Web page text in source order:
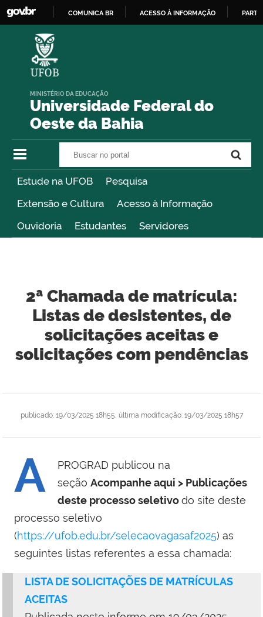
COMUNICA BR ACESSO À INFORMAÇÃO
Universidade Federal do
Oeste da Bahia
MINISTÉRIO DA EDUCAÇÃO
Estude na UFOB
Pesquisa
Extensão e Cultura
Acesso à Informação
Ouvidoria
Estudantes Servidores
2ª Chamada de matrícula:
Listas de desistentes, de
solicitações aceitas e
solicitações com pendências
publicado: 19/03/2025 18h55 última modificação: 19/03/2025 18h57
A
PROGRAD publicou na
seção Acompanhe aqui > Publicações
deste processo seletivodo site deste
processo seletivo
(https://ufob.edu.br/selecaovagasaf2025) as
seguintes listas referentes a essa chamada:
LISTA DE SOLICITAÇÕES DE MATRÍCULAS
ACEITAS